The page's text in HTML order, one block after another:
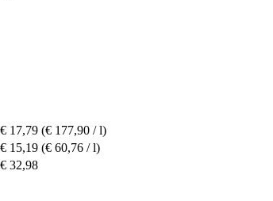
€ 17,79 (€ 177,90 / l)
€ 15,19 (€ 60,76 / l)
€ 32,98